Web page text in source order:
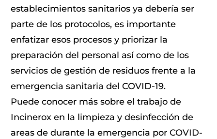
establecimientos sanitarios ya debería ser
parte de los protocolos, es importante
enfatizar esos procesos y priorizar la
preparación del personal así como de los
servicios de gestión de residuos frente a la
emergencia sanitaria del COVID-19.
Puede conocer más sobre el trabajo de
Incinerox en la limpieza y desinfección de
areas de durante la emergencia por COVID-